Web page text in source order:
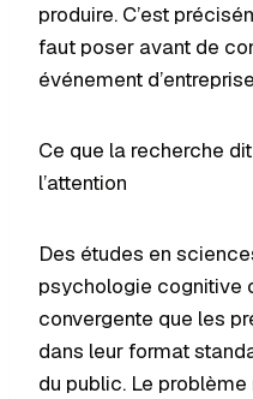
produire. C’est
faut poser avant de
événement
Ce que la recherche
l’attention
Des études en
psychologie cognitive
convergente que les
dans leur format
du public. Le problème